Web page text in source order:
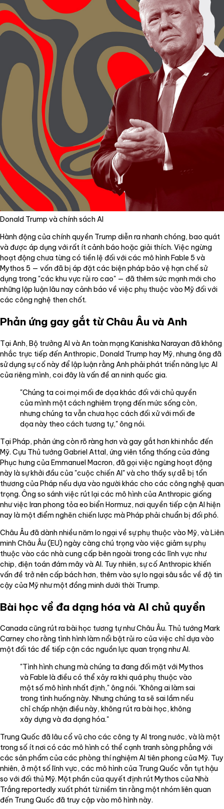
Donald Trump và chính sách AI
Hành động của chính quyền Trump diễn ra nhanh chóng, bao quát
và được áp dụng với rất ít cảnh báo hoặc giải thích. Việc ngừng
hoạt động chưa từng có tiền lệ đối với các mô hình Fable 5 và
Mythos 5 — vốn đã bị áp đặt các biện pháp bảo vệ hạn chế sử
dụng trong "các khu vực rủi ro cao" — đã thêm sức mạnh mới cho
những lập luận lâu nay cảnh báo về việc phụ thuộc vào Mỹ đối với
các công nghệ then chốt.
Phản ứng gay gắt từ Châu Âu và Anh
Tại Anh, Bộ trưởng AI và An toàn mạng Kanishka Narayan đã không
nhắc trực tiếp đến Anthropic, Donald Trump hay Mỹ, nhưng ông đã
sử dụng sự cố này để lập luận rằng Anh phải phát triển năng lực AI
của riêng mình, coi đây là vấn đề an ninh quốc gia.
"Chúng ta coi mọi mối đe dọa khác đối với chủ quyền
của mình một cách nghiêm trọng đến mức sống còn,
nhưng chúng ta vẫn chưa học cách đối xử với mối đe
dọa này theo cách tương tự," ông nói.
Tại Pháp, phản ứng còn rõ ràng hơn và gay gắt hơn khi nhắc đến
Mỹ. Cựu Thủ tướng Gabriel Attal, ứng viên tổng thống của đảng
Phục hưng của Emmanuel Macron, đã gọi việc ngừng hoạt động
này là sự khởi đầu của "cuộc chiến AI" và cho thấy sự dễ bị tổn
thương của Pháp nếu dựa vào người khác cho các công nghệ quan
trọng. Ông so sánh việc rút lại các mô hình của Anthropic giống
như việc Iran phong tỏa eo biển Hormuz, nơi quyền tiếp cận AI hiện
nay là một điểm nghẽn chiến lược mà Pháp phải chuẩn bị đối phó.
Châu Âu đã dành nhiều năm lo ngại về sự phụ thuộc vào Mỹ, và Liên
minh Châu Âu (EU) ngày càng chú trọng vào việc giảm sự phụ
thuộc vào các nhà cung cấp bên ngoài trong các lĩnh vực như
chip, điện toán đám mây và AI. Tuy nhiên, sự cố Anthropic khiến
vấn đề trở nên cấp bách hơn, thêm vào sự lo ngại sâu sắc về độ tin
cậy của Mỹ như một đồng minh dưới thời Trump.
Bài học về đa dạng hóa và AI chủ quyền
Canada cũng rút ra bài học tương tự như Châu Âu. Thủ tướng Mark
Carney cho rằng tình hình làm nổi bật rủi ro của việc chỉ dựa vào
một đối tác để tiếp cận các nguồn lực quan trọng như AI.
"Tình hình chung mà chúng ta đang đối mặt với Mythos
và Fable là điều có thể xảy ra khi quá phụ thuộc vào
một số mô hình nhất định," ông nói. "Không ai làm sai
trong tình huống này. Nhưng chúng ta sẽ sai lầm nếu
chỉ chấp nhận điều này, không rút ra bài học, không
xây dựng và đa dạng hóa."
Trung Quốc đã lâu cổ vũ cho các công ty AI trong nước, và là một
trong số ít nơi có các mô hình có thể cạnh tranh sòng phẳng với
các sản phẩm của các phòng thí nghiệm AI tiên phong của Mỹ. Tuy
nhiên, ở một số lĩnh vực, các mô hình của Trung Quốc vẫn tụt hậu
so với đối thủ Mỹ. Một phần của quyết định rút Mythos của Nhà
Trắng reportedly xuất phát từ niềm tin rằng một nhóm liên quan
đến Trung Quốc đã truy cập vào mô hình này.